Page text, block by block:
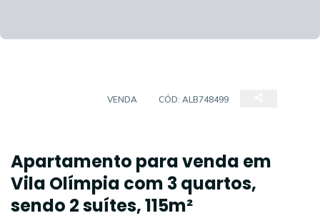
VENDA CÓD: ALB748499
Apartamento para venda em
Vila Olímpia com 3 quartos,
sendo 2 suítes, 115m²